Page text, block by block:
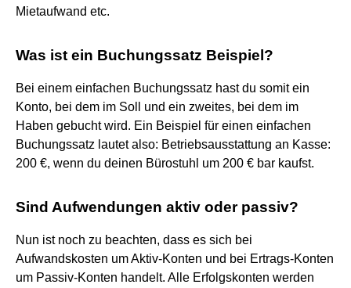
Mietaufwand etc.
Was ist ein Buchungssatz Beispiel?
Bei einem einfachen Buchungssatz hast du somit ein
Konto, bei dem im Soll und ein zweites, bei dem im
Haben gebucht wird. Ein Beispiel für einen einfachen
Buchungssatz lautet also: Betriebsausstattung an Kasse:
200 €, wenn du deinen Bürostuhl um 200 € bar kaufst.
Sind Aufwendungen aktiv oder passiv?
Nun ist noch zu beachten, dass es sich bei
Aufwandskosten um Aktiv-Konten und bei Ertrags-Konten
um Passiv-Konten handelt. Alle Erfolgskonten werden